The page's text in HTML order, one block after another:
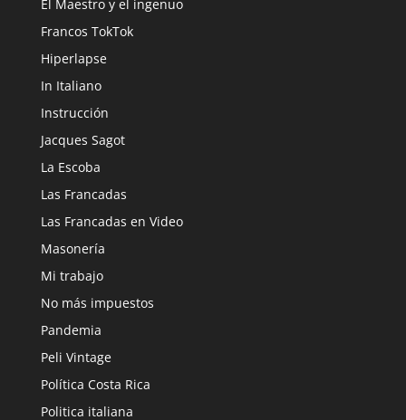
El Maestro y el ingenuo
Francos TokTok
Hiperlapse
In Italiano
Instrucción
Jacques Sagot
La Escoba
Las Francadas
Las Francadas en Video
Masonería
Mi trabajo
No más impuestos
Pandemia
Peli Vintage
Política Costa Rica
Politica italiana